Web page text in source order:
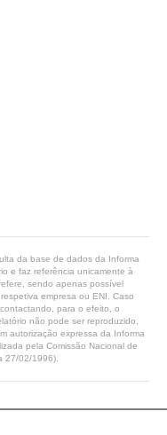
da base de dados da Informa
e faz referência unicamente à
sendo apenas possível
empresa ou ENI. Caso
para o efeito, o
não pode ser reproduzido,
autorização expressa da Informa
pela Comissão Nacional de
27/02/1996).